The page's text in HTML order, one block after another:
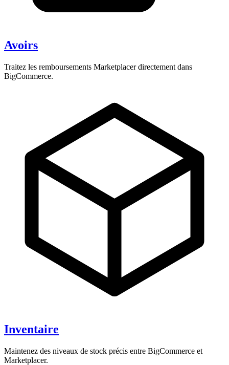
Avoirs
Traitez les remboursements Marketplacer directement dans
BigCommerce.
Inventaire
Maintenez des niveaux de stock précis entre BigCommerce et
Marketplacer.